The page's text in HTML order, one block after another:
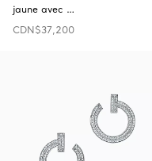
jaune avec …
CDN$37,200